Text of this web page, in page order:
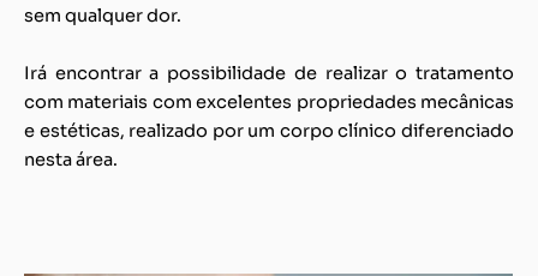
sem qualquer dor.
Irá encontrar a possibilidade de realizar o tratamento
com materiais com excelentes propriedades mecânicas
e estéticas, realizado por um corpo clínico diferenciado
nesta área.